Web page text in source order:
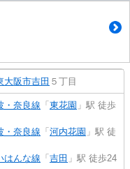
大阪市吉田 ５丁目
・奈良線 「 東花園 」駅 徒歩
・奈良線 「 河内花園 」駅 徒
はんな線 「 吉田 」駅 徒歩24